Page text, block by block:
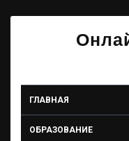
ГЛАВНАЯ
ОБРАЗОВАНИЕ